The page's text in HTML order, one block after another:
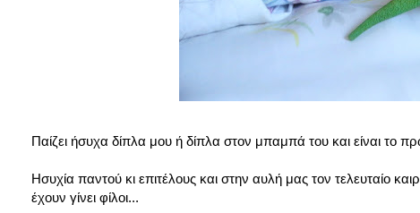
Παίζει ήσυχα δίπλα μου ή δίπλα στον μπαμπά του και είναι το
Ησυχία παντού κι επιτέλους και στην αυλή μας τον τελευταίο
έχουν γίνει φίλοι...